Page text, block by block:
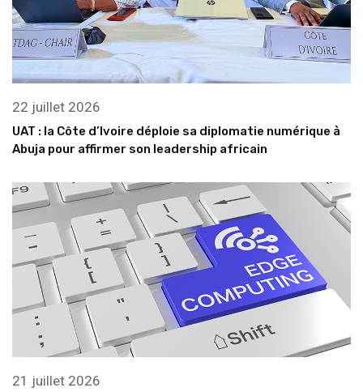
22 juillet 2026
UAT : la Côte d’Ivoire déploie sa diplomatie numérique à
Abuja pour affirmer son leadership africain
21 juillet 2026